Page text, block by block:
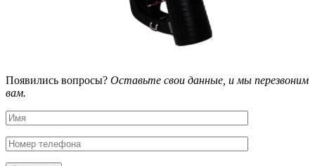
Появились вопросы? Оставьте свои данные, и мы перезвоним
вам.